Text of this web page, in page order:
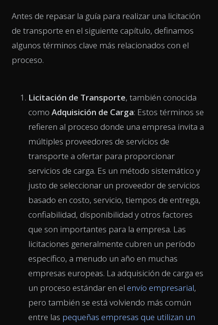
Antes de repasar la guía para realizar una licitación
de transporte en el siguiente capítulo, definamos
algunos términos clave más relacionados con el
proceso.
Licitación de Transporte, también conocida
como Adquisición de Carga: Estos términos se
refieren al proceso donde una empresa invita a
múltiples proveedores de servicios de
transporte a ofertar para proporcionar
servicios de carga. Es un método sistemático y
justo de seleccionar un proveedor de servicios
basado en costo, servicio, tiempos de entrega,
confiabilidad, disponibilidad y otros factores
que son importantes para la empresa. Las
licitaciones generalmente cubren un período
específico, a menudo un año en muchas
empresas europeas. La adquisición de carga es
un proceso estándar en el envío empresarial,
pero también se está volviendo más común
entre las pequeñas empresas que utilizan un